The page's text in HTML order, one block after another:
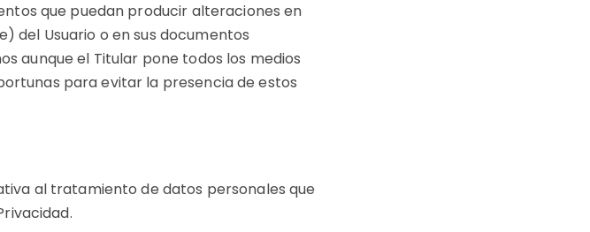
que puedan producir alteraciones en
del Usuario o en sus documentos
aunque el Titular pone todos los medios
para evitar la presencia de estos
al tratamiento de datos personales que
.